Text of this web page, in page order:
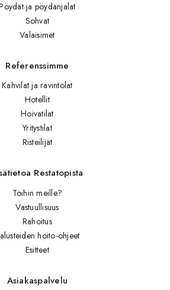
ja pöydänjalat
Sohvat
Valaisimet
Referenssimme
Kahvilat ja ravintolat
Hotellit
Hoivatilat
Yritystilat
Risteilijät
Restatopista
Töihin meille?
Vastuullisuus
Rahoitus
hoito-ohjeet
Esitteet
Asiakaspalvelu